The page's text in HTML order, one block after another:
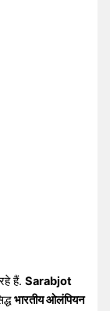
हैं.Sarabjot
भारतीय ओलंपियन